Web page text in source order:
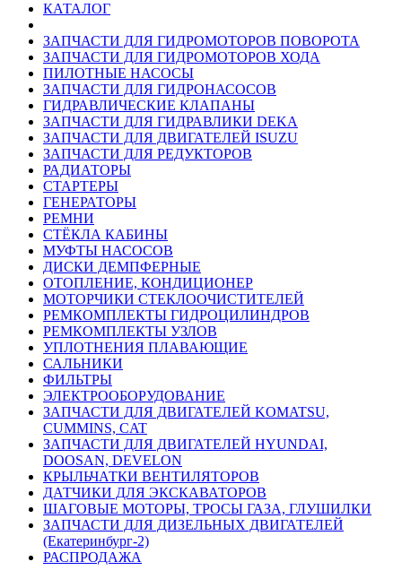
КАТАЛОГ
ЗАПЧАСТИ ДЛЯ ГИДРОМОТОРОВ ПОВОРОТА
ЗАПЧАСТИ ДЛЯ ГИДРОМОТОРОВ ХОДА
ПИЛОТНЫЕ НАСОСЫ
ЗАПЧАСТИ ДЛЯ ГИДРОНАСОСОВ
ГИДРАВЛИЧЕСКИЕ КЛАПАНЫ
ЗАПЧАСТИ ДЛЯ ГИДРАВЛИКИ DEKA
ЗАПЧАСТИ ДЛЯ ДВИГАТЕЛЕЙ ISUZU
ЗАПЧАСТИ ДЛЯ РЕДУКТОРОВ
РАДИАТОРЫ
СТАРТЕРЫ
ГЕНЕРАТОРЫ
РЕМНИ
СТЁКЛА КАБИНЫ
МУФТЫ НАСОСОВ
ДИСКИ ДЕМПФЕРНЫЕ
ОТОПЛЕНИЕ, КОНДИЦИОНЕР
МОТОРЧИКИ СТЕКЛООЧИСТИТЕЛЕЙ
РЕМКОМПЛЕКТЫ ГИДРОЦИЛИНДРОВ
РЕМКОМПЛЕКТЫ УЗЛОВ
УПЛОТНЕНИЯ ПЛАВАЮЩИЕ
САЛЬНИКИ
ФИЛЬТРЫ
ЭЛЕКТРООБОРУДОВАНИЕ
ЗАПЧАСТИ ДЛЯ ДВИГАТЕЛЕЙ KOMATSU,
CUMMINS, CAT
ЗАПЧАСТИ ДЛЯ ДВИГАТЕЛЕЙ HYUNDAI,
DOOSAN, DEVELON
КРЫЛЬЧАТКИ ВЕНТИЛЯТОРОВ
ДАТЧИКИ ДЛЯ ЭКСКАВАТОРОВ
ШАГОВЫЕ МОТОРЫ, ТРОСЫ ГАЗА, ГЛУШИЛКИ
ЗАПЧАСТИ ДЛЯ ДИЗЕЛЬНЫХ ДВИГАТЕЛЕЙ
(Екатеринбург-2)
РАСПРОДАЖА